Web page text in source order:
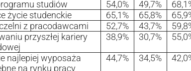
studiów
54,0% 49,7%
życie studenckie
65,1% 65,8%
z pracodawcami
52,7% 43,7%
przyszłej kariery
38,9% 30,7%
najlepiej wyposaża
na rynku pracy
44,7% 34,5%